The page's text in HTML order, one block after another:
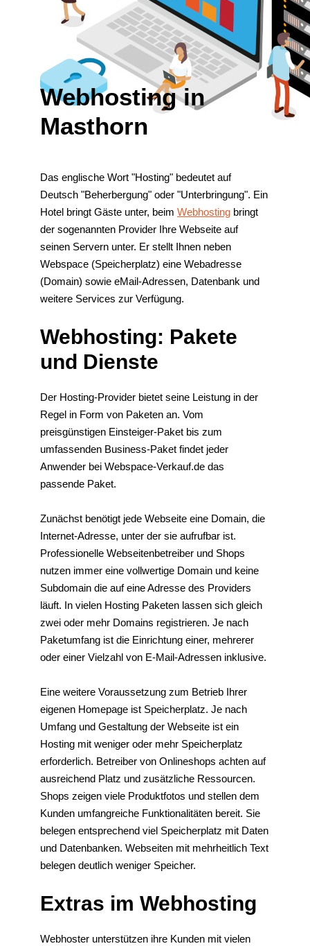
Webhosting in
Masthorn
Das englische Wort "Hosting" bedeutet auf
Deutsch "Beherbergung" oder "Unterbringung". Ein
Hotel bringt Gäste unter, beim Webhosting bringt
der sogenannten Provider Ihre Webseite auf
seinen Servern unter. Er stellt Ihnen neben
Webspace (Speicherplatz) eine Webadresse
(Domain) sowie eMail-Adressen, Datenbank und
weitere Services zur Verfügung.
Webhosting: Pakete
und Dienste
Der Hosting-Provider bietet seine Leistung in der
Regel in Form von Paketen an. Vom
preisgünstigen Einsteiger-Paket bis zum
umfassenden Business-Paket findet jeder
Anwender bei Webspace-Verkauf.de das
passende Paket.
Zunächst benötigt jede Webseite eine Domain, die
Internet-Adresse, unter der sie aufrufbar ist.
Professionelle Webseitenbetreiber und Shops
nutzen immer eine vollwertige Domain und keine
Subdomain die auf eine Adresse des Providers
läuft. In vielen Hosting Paketen lassen sich gleich
zwei oder mehr Domains registrieren. Je nach
Paketumfang ist die Einrichtung einer, mehrerer
oder einer Vielzahl von E-Mail-Adressen inklusive.
Eine weitere Voraussetzung zum Betrieb Ihrer
eigenen Homepage ist Speicherplatz. Je nach
Umfang und Gestaltung der Webseite ist ein
Hosting mit weniger oder mehr Speicherplatz
erforderlich. Betreiber von Onlineshops achten auf
ausreichend Platz und zusätzliche Ressourcen.
Shops zeigen viele Produktfotos und stellen dem
Kunden umfangreiche Funktionalitäten bereit. Sie
belegen entsprechend viel Speicherplatz mit Daten
und Datenbanken. Webseiten mit mehrheitlich Text
belegen deutlich weniger Speicher.
Extras im Webhosting
Webhoster unterstützen ihre Kunden mit vielen